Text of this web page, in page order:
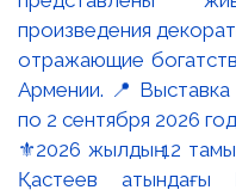
⚜️2026 жылдың 12
Қастеев атындағы